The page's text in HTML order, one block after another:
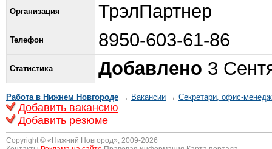
Организация ТрэлПартнер
Телефон 8950-603-61-86
Статистика Добавлено 3
Работа в Нижнем Новгороде → Вакансии → Секретари, офис-
Добавить вакансию
Добавить резюме
Copyright © « Нижний Новгород», 2009-2026